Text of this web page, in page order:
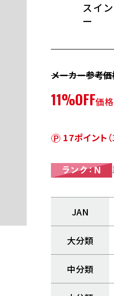
スイ
ー
メーカー参考
11%OFF価格
17ポイント
JAN
大分類
中分類